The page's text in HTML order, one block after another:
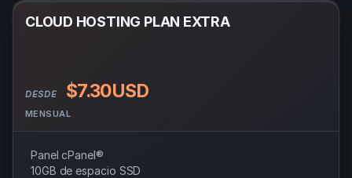
CLOUD HOSTING PLAN EXTRA
DESDE $7.30USD
MENSUAL
Panel cPanel®
10GB de espacio SSD